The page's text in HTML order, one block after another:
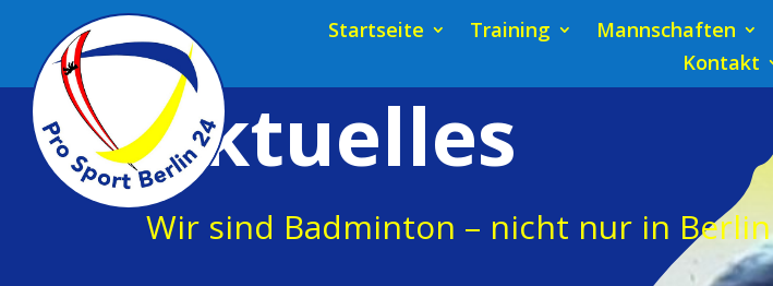
Startseite Training Mannschaften
Kontakt
Aktuelles
Wir sind Badminton – nicht nur in Berlin